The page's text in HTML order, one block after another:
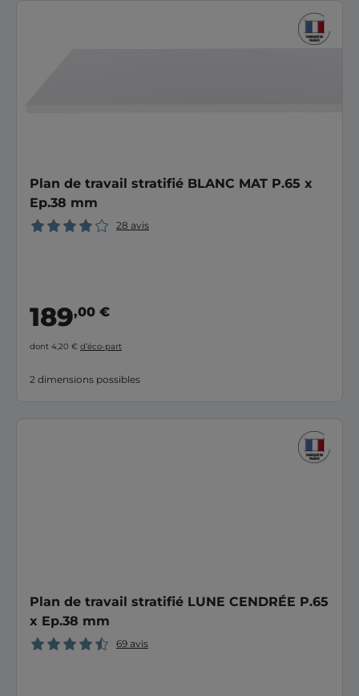
Plan de travail stratifié BLANC MAT P.65 x
Ep.38 mm
28 avis
189,00 €
dont 4,20 € d’éco-part
2 dimensions possibles
Plan de travail stratifié LUNE CENDRÉE P.65
x Ep.38 mm
69 avis